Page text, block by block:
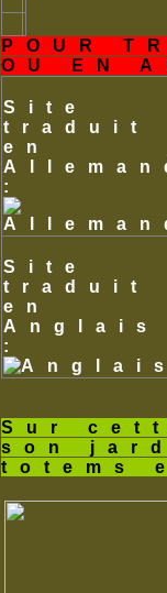
POUR
OU EN
Site
traduit
en
:
Site
traduit
en
Anglais
:
Sur
son
totems